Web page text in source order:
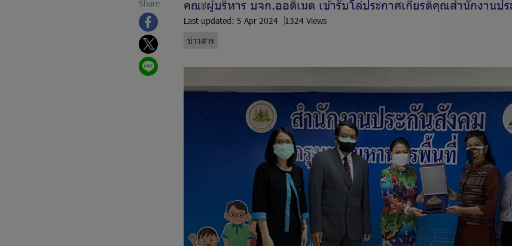
Share คณะผู้บริหาร บจก.ออดิเมด เข้ารับโล่ประกาศเกียรติคุณสำนักงานป
Last updated: 5 Apr 2024
1324 Views
ข่าวสาร